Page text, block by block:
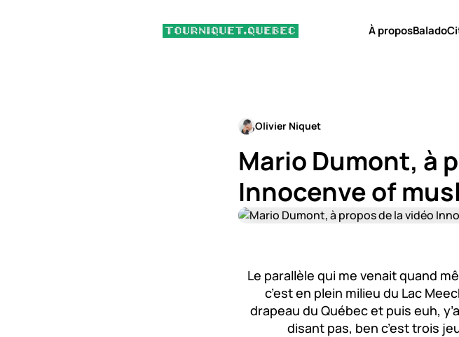
À proposBalado
Olivier Niquet
Mario Dumont, à
Innocenve of
Le parallèle qui me venait quand
c’est en plein milieu du Lac
drapeau du Québec et puis euh,
disant pas, ben c’est trois